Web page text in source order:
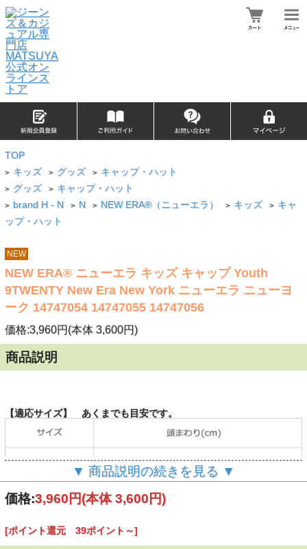
TOP
> キッズ > グッズ > キャップ・ハット
> グッズ > キャップ・ハット
> brand H - N > N > NEW ERA®（ニューエラ） > キッズ > キャ
ップ・ハット
NEW
NEW ERA® ニューエラ キッズ キャップ Youth
9TWENTY New Era New York ニューエラ ニューヨ
ーク 14747054 14747055 14747056
価格:3,960円(本体 3,600円)
商品説明
【適応サイズ】 あくまでも目安です。
ブランドロゴを主役に軽やかなカラーリングで仕上げられたNEW
ERA®（ニューエラ）9TWENTYのユースモデル（キッズサイズ）。
▼ 商品説明の続きを見る ▼
価格:3,960円(本体 3,600円)
[ポイント還元 39ポイント～]